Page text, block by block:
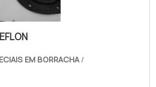
procedimentos
EM BORRACHA/